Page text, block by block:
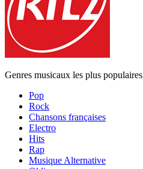
Genres musicaux les plus populaires
Pop
Rock
Chansons françaises
Electro
Hits
Rap
Musique Alternative